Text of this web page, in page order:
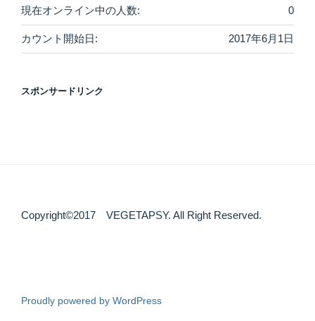
0
現在オンライン中の人数:
2017年6月1日
カウント開始日:
スポンサードリンク
Copyright©2017 VEGETAPSY. All Right Reserved.
Proudly powered by WordPress